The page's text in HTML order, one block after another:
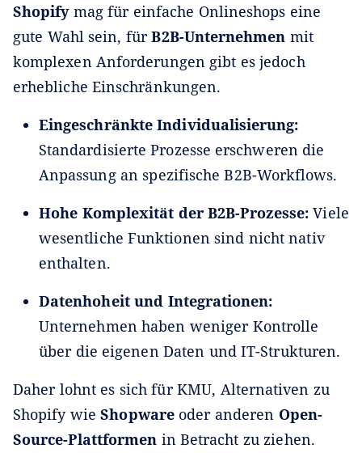
Shopify mag für einfache Onlineshops eine
gute Wahl sein, fürB2B-Unternehmen mit
komplexen Anforderungen gibt es jedoch
erhebliche Einschränkungen.
Eingeschränkte Individualisierung:
Standardisierte Prozesse erschweren die
Anpassung an spezifische B2B-Workflows.
Hohe Komplexität der B2B-Prozesse: Viele
wesentliche Funktionen sind nicht nativ
enthalten.
Datenhoheit und Integrationen:
Unternehmen haben weniger Kontrolle
über die eigenen Daten und IT-Strukturen.
Daher lohnt es sich für KMU, Alternativen zu
Shopify wieShopware oder anderen Open-
Source-Plattformen in Betracht zu ziehen.